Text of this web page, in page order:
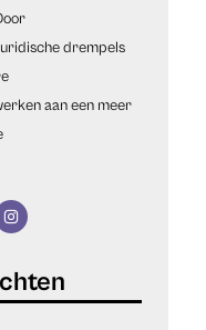
drempels
aan een meer